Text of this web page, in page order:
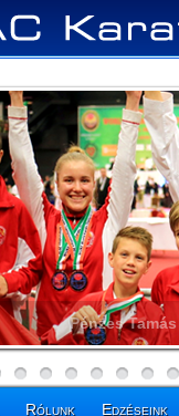
Pénzes
Rólunk Edzéseink